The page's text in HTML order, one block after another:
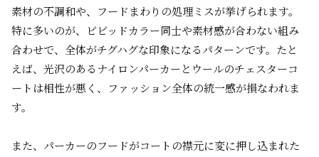
素材の不調和や、フードまわりの処理ミスが挙げられます。
特に多いのが、ビビッドカラー同士や素材感が合わない組み
合わせで、全体がチグハグな印象になるパターンです。たと
えば、光沢のあるナイロンパーカーとウールのチェスターコ
ートは相性が悪く、ファッション全体の統一感が損なわれま
す。
また、パーカーのフードがコートの襟元に変に押し込まれた